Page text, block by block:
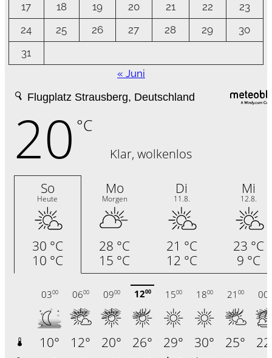
17
18 19 20 21 22
23
24
25 26 27 28 29
30
31
« Juni